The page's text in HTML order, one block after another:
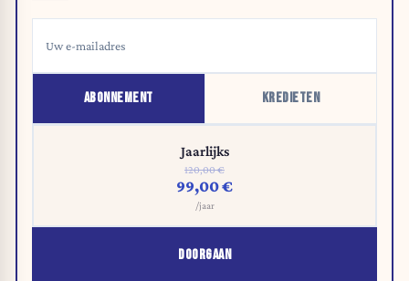
ABONNEMENT KREDIETEN
Jaarlijks
120,00 €
99,00 €
/jaar
DOORGAAN